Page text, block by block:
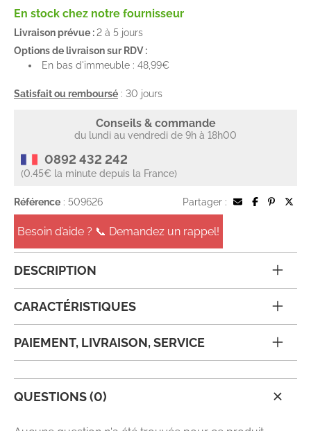
En stock chez notre fournisseur
Livraison prévue :2 à 5 jours
Options de livraison sur RDV :
En bas d'immeuble : 48,99€
Satisfait ou remboursé : 30 jours
Conseils & commande
du lundi au vendredi de 9h à 18h00
0892 432 242
(0.45€ la minute depuis la France)
Référence : 509626 Partager :
Besoin d’aide ? 📞 Demandez un rappel!
DESCRIPTION
CARACTÉRISTIQUES
PAIEMENT, LIVRAISON, SERVICE
QUESTIONS (0)